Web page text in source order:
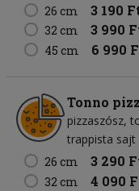
26 cm
3 190
32 cm 3 990
45 cm 6 990
Tonno
pizzaszósz
trappista sajt
26 cm
3 290
32 cm 4 090